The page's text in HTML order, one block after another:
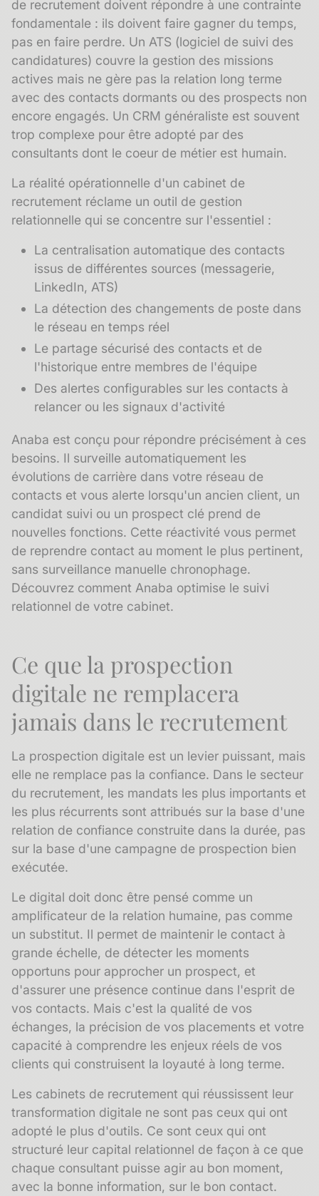
de recrutement doivent répondre à une contrainte
fondamentale : ils doivent faire gagner du temps,
pas en faire perdre. Un ATS (logiciel de suivi des
candidatures) couvre la gestion des missions
actives mais ne gère pas la relation long terme
avec des contacts dormants ou des prospects non
encore engagés. Un CRM généraliste est souvent
trop complexe pour être adopté par des
consultants dont le coeur de métier est humain.
La réalité opérationnelle d'un cabinet de
recrutement réclame un outil de gestion
relationnelle qui se concentre sur l'essentiel :
La centralisation automatique des contacts
issus de différentes sources (messagerie,
LinkedIn, ATS)
La détection des changements de poste dans
le réseau en temps réel
Le partage sécurisé des contacts et de
l'historique entre membres de l'équipe
Des alertes configurables sur les contacts à
relancer ou les signaux d'activité
Anaba est conçu pour répondre précisément à ces
besoins. Il surveille automatiquement les
évolutions de carrière dans votre réseau de
contacts et vous alerte lorsqu'un ancien client, un
candidat suivi ou un prospect clé prend de
nouvelles fonctions. Cette réactivité vous permet
de reprendre contact au moment le plus pertinent,
sans surveillance manuelle chronophage.
Découvrez comment Anaba optimise le suivi
relationnel de votre cabinet.
Ce que la prospection
digitale ne remplacera
jamais dans le recrutement
La prospection digitale est un levier puissant, mais
elle ne remplace pas la confiance. Dans le secteur
du recrutement, les mandats les plus importants et
les plus récurrents sont attribués sur la base d'une
relation de confiance construite dans la durée, pas
sur la base d'une campagne de prospection bien
exécutée.
Le digital doit donc être pensé comme un
amplificateur de la relation humaine, pas comme
un substitut. Il permet de maintenir le contact à
grande échelle, de détecter les moments
opportuns pour approcher un prospect, et
d'assurer une présence continue dans l'esprit de
vos contacts. Mais c'est la qualité de vos
échanges, la précision de vos placements et votre
capacité à comprendre les enjeux réels de vos
clients qui construisent la loyauté à long terme.
Les cabinets de recrutement qui réussissent leur
transformation digitale ne sont pas ceux qui ont
adopté le plus d'outils. Ce sont ceux qui ont
structuré leur capital relationnel de façon à ce que
chaque consultant puisse agir au bon moment,
avec la bonne information, sur le bon contact.